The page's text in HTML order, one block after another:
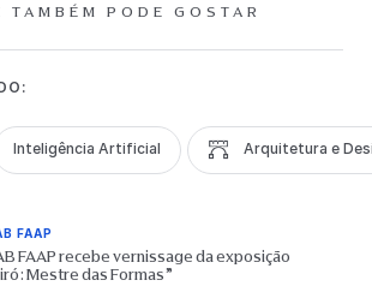
TAMBÉM PODE GOSTAR
Inteligência Artificial Arquitetura e
FAAP
FAAP recebe vernissage da exposição
Mestre das Formas”